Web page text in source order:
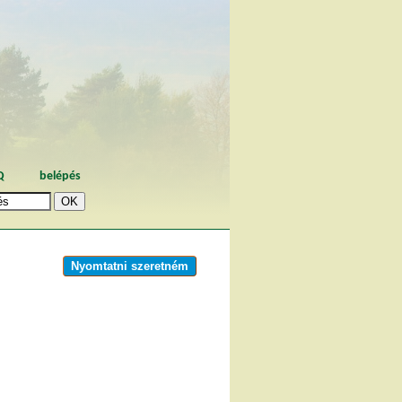
belépés
Nyomtatni szeretném